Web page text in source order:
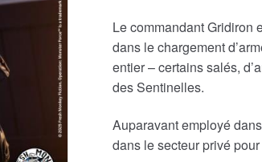
Le commandant Gridiron
dans le chargement
entier – certains salés,
des Sentinelles.
Auparavant employé
dans le secteur privé